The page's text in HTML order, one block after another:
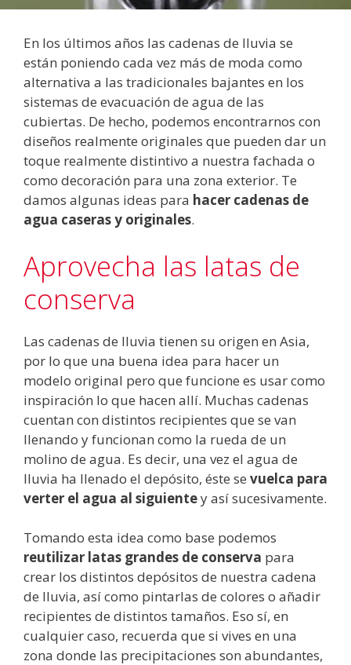
En los últimos años las cadenas de lluvia se
están poniendo cada vez más de moda como
alternativa a las tradicionales bajantes en los
sistemas de evacuación de agua de las
cubiertas. De hecho, podemos encontrarnos con
diseños realmente originales que pueden dar un
toque realmente distintivo a nuestra fachada o
como decoración para una zona exterior. Te
damos algunas ideas para hacer cadenas de
agua caseras y originales.
Aprovecha las latas de
conserva
Las cadenas de lluvia tienen su origen en Asia,
por lo que una buena idea para hacer un
modelo original pero que funcione es usar como
inspiración lo que hacen allí. Muchas cadenas
cuentan con distintos recipientes que se van
llenando y funcionan como la rueda de un
molino de agua. Es decir, una vez el agua de
lluvia ha llenado el depósito, éste se vuelca para
verter el agua al siguientey así sucesivamente.
Tomando esta idea como base podemos
reutilizar latas grandes de conserva para
crear los distintos depósitos de nuestra cadena
de lluvia, así como pintarlas de colores o añadir
recipientes de distintos tamaños. Eso sí, en
cualquier caso, recuerda que si vives en una
zona donde las precipitaciones son abundantes,